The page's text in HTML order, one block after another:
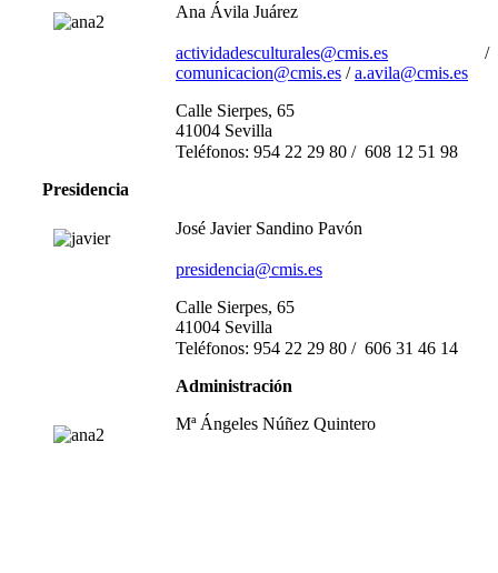
Ana Ávila Juárez
actividadesculturales@cmis.es /
comunicacion@cmis.es /a.avila@cmis.es
Calle Sierpes, 65
41004 Sevilla
Teléfonos: 954 22 29 80 / 608 12 51 98
Presidencia
José Javier Sandino Pavón
presidencia@cmis.es
Calle Sierpes, 65
41004 Sevilla
Teléfonos: 954 22 29 80 / 606 31 46 14
Administración
Mª Ángeles Núñez Quintero